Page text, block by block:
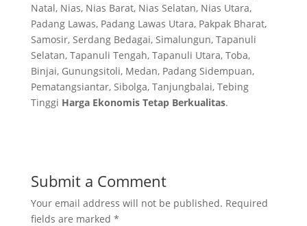
Natal, Nias, Nias Barat, Nias Selatan, Nias Utara,
Padang Lawas, Padang Lawas Utara, Pakpak Bharat,
Samosir, Serdang Bedagai, Simalungun, Tapanuli
Selatan, Tapanuli Tengah, Tapanuli Utara, Toba,
Binjai, Gunungsitoli, Medan, Padang Sidempuan,
Pematangsiantar, Sibolga, Tanjungbalai, Tebing
Tinggi Harga Ekonomis Tetap Berkualitas.
Submit a Comment
Your email address will not be published. Required
fields are marked *